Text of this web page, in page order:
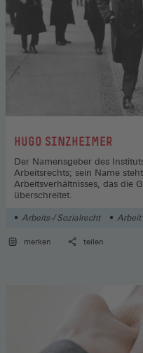
:HUGO SINZHEIMER
Der Namensgeber des
Arbeitsrechts; sein Name
Arbeitsverhältnisses, das die
überschreitet.
Arbeits-/ Sozialrecht Arbeit
merken teilen